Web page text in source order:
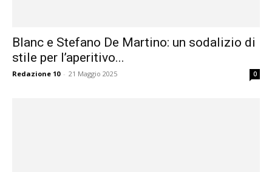
Blanc e Stefano De Martino: un sodalizio di
stile per l’aperitivo...
Redazione 10 - 21 Maggio 2025 0